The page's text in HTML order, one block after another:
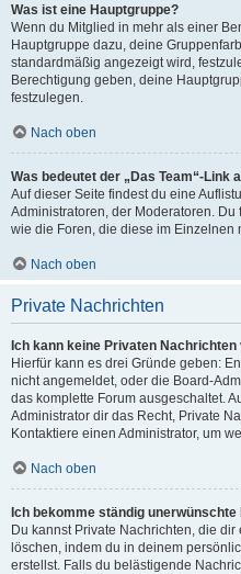
Was ist eine Hauptgruppe?
Wenn du Mitglied in mehr als einer
Hauptgruppe dazu, deine
standardmäßig angezeigt wird,
Berechtigung geben, deine
festzulegen.
Nach oben
Was bedeutet der „Das Team“-Link
Auf dieser Seite findest du eine
Administratoren, der Moderatoren.
wie die Foren, die diese im Einzelnen
Nach oben
Private Nachrichten
Ich kann keine Privaten
Hierfür kann es drei Gründe geben:
nicht angemeldet, oder die Board-
das komplette Forum ausgeschaltet.
Administrator dir das Recht, Private
Kontaktiere einen Administrator, um
Nach oben
Ich bekomme ständig
Du kannst Private Nachrichten, die
löschen, indem du in deinem
erstellst. Falls du belästigende